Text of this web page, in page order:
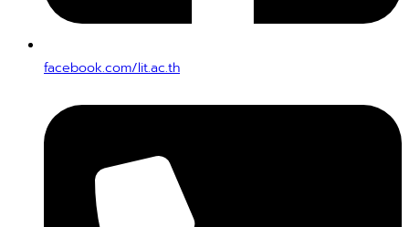
facebook.com/lit.ac.th